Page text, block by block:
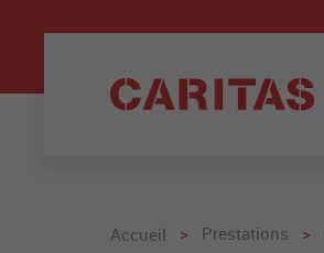
Accueil > Prestations >